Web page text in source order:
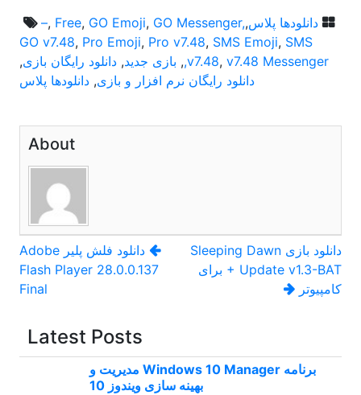
دانلودها پلاس
–, Free, GO Emoji, GO Messenger,,
GO v7.48, Pro Emoji, Pro v7.48, SMS Emoji, SMS
v7.48, v7.48 Messenger,
, بازی جدید,دانلود رایگان بازی,
دانلود رایگان نرم افزار و بازی,دانلودها پلاس
About
راهبری
نوشته
دانلود فلش پلیر Adobe
Flash Player 28.0.0.137
Final
دانلود بازی Sleeping Dawn
+ Update v1.3-BAT برای
کامپیوتر
Latest Posts
برنامه Windows 10 Manager مدیریت و
بهینه سازی ویندوز 10